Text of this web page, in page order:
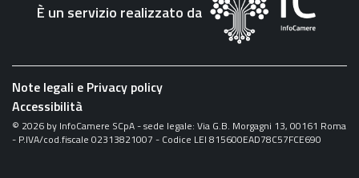
È un servizio realizzato da
Note legali e Privacy policy
Accessibilità
© 2026 by InfoCamere SCpA - sede legale: Via G.B. Morgagni 13, 00161 Roma
- P.IVA/cod.fiscale 02313821007 - Codice LEI 815600EAD78C57FCE690